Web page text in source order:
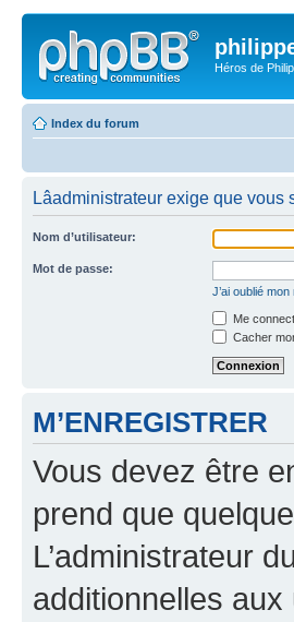
Héros de
Index du forum
Lâadministrateur exige que
Nom d’utilisateur:
Mot de passe:
J’ai oublié
Me
Cacher
M’ENREGISTRER
Vous devez être
prend que
L’administrateur
additionnelles